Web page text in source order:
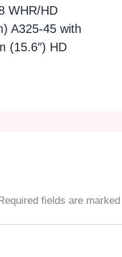
WHR/HD
A325-45 with
(15.6″) HD
fields are marked